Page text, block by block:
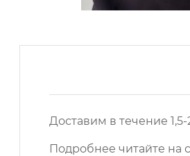
Доставим в течение
Подробнее читайте на